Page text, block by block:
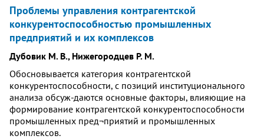
Проблемы управления контрагентской
конкурентоспособностью промышленных
предприятий и их комплексов
Дубовик М. В., Нижегородцев Р. М.
Обосновывается категория контрагентской
конкурентоспособности, с позиций институционального
анализа обсуж-даются основные факторы, влияющие на
формирование контрагентской конкурентоспособности
промышленных пред¬приятий и промышленных
комплексов.